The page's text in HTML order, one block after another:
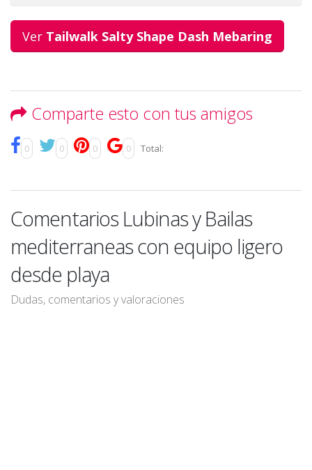
Ver Tailwalk Salty Shape Dash Mebaring
Comparte esto con tus amigos
0 0 0 0 Total:
Comentarios Lubinas y Bailas
mediterraneas con equipo ligero
desde playa
Dudas, comentarios y valoraciones